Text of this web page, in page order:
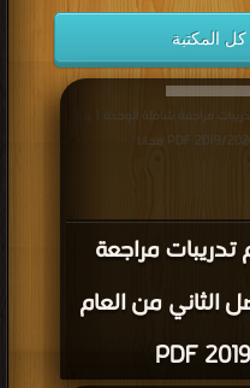
المكتبة
مراجعة
1 و 3 الفصل الثاني من العام